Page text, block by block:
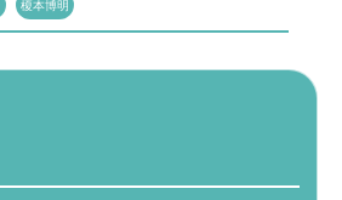
榎本博明